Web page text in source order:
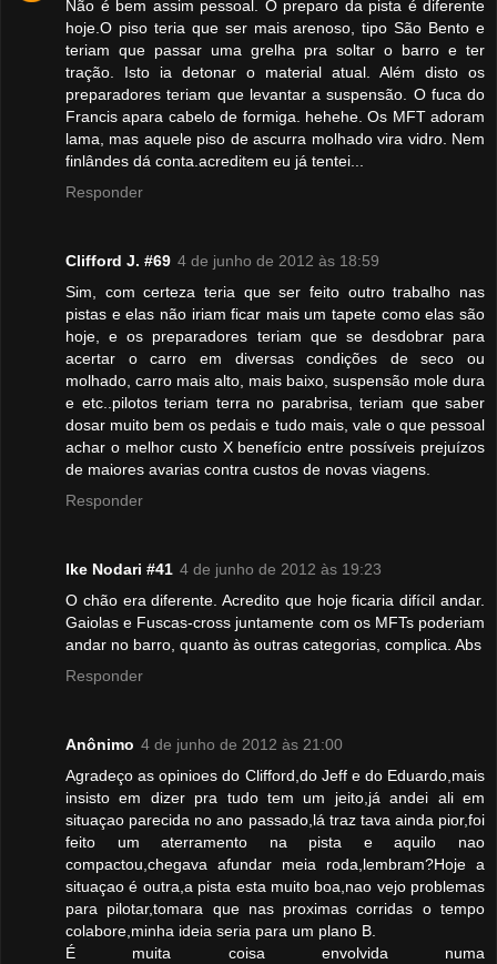
Não é bem assim pessoal. O preparo da pista é diferente
hoje.O piso teria que ser mais arenoso, tipo São Bento e
teriam que passar uma grelha pra soltar o barro e ter
tração. Isto ia detonar o material atual. Além disto os
preparadores teriam que levantar a suspensão. O fuca do
Francis apara cabelo de formiga. hehehe. Os MFT adoram
lama, mas aquele piso de ascurra molhado vira vidro. Nem
finlândes dá conta.acreditem eu já tentei...
Responder
Clifford J. #69 4 de junho de 2012 às 18:59
Sim, com certeza teria que ser feito outro trabalho nas
pistas e elas não iriam ficar mais um tapete como elas são
hoje, e os preparadores teriam que se desdobrar para
acertar o carro em diversas condições de seco ou
molhado, carro mais alto, mais baixo, suspensão mole dura
e etc..pilotos teriam terra no parabrisa, teriam que saber
dosar muito bem os pedais e tudo mais, vale o que pessoal
achar o melhor custo X benefício entre possíveis prejuízos
de maiores avarias contra custos de novas viagens.
Responder
Ike Nodari #41 4 de junho de 2012 às 19:23
O chão era diferente. Acredito que hoje ficaria difícil andar.
Gaiolas e Fuscas-cross juntamente com os MFTs poderiam
andar no barro, quanto às outras categorias, complica. Abs
Responder
Anônimo 4 de junho de 2012 às 21:00
Agradeço as opinioes do Clifford,do Jeff e do Eduardo,mais
insisto em dizer pra tudo tem um jeito,já andei ali em
situaçao parecida no ano passado,lá traz tava ainda pior,foi
feito um aterramento na pista e aquilo nao
compactou,chegava afundar meia roda,lembram?Hoje a
situaçao é outra,a pista esta muito boa,nao vejo problemas
para pilotar,tomara que nas proximas corridas o tempo
colabore,minha ideia seria para um plano B.
É muita coisa envolvida numa